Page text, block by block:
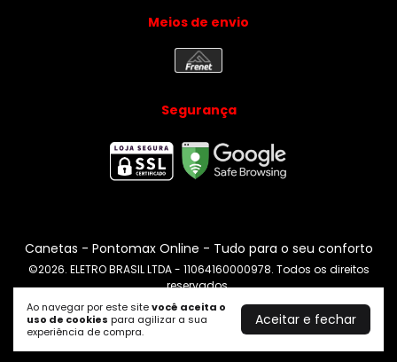
Ao navegar por este sitevocê aceita o
uso de cookies para agilizar a sua
experiência de compra.
Aceitar e fechar
Meios de envio
Segurança
Canetas - Pontomax Online - Tudo para o seu conforto
©2026. ELETRO BRASIL LTDA - 11064160000978. Todos os direitos
reservados.